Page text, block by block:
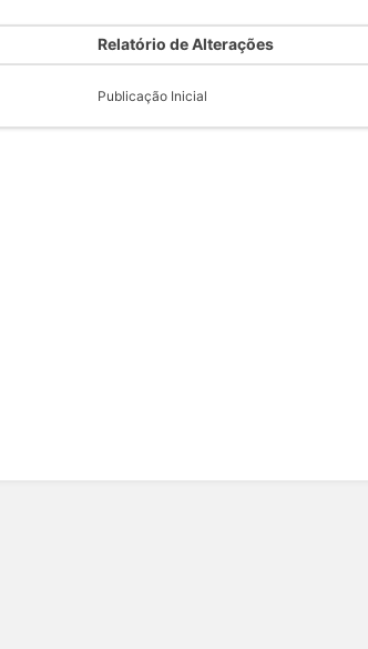
Relatório de Alterações
Publicação Inicial